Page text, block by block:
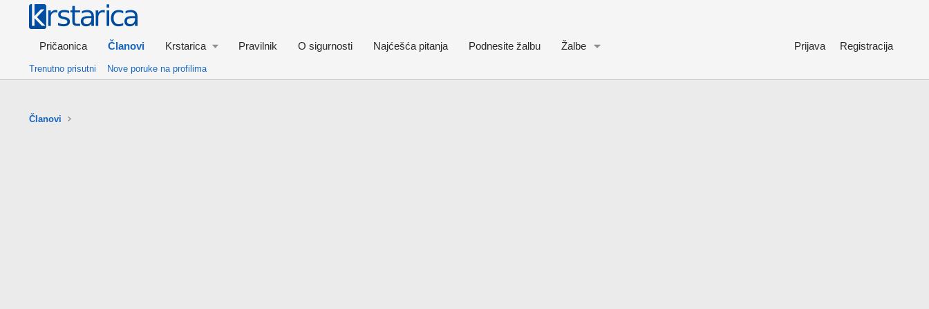
Pričaonica Članovi Krstarica Pravilnik O sigurnosti Najćešća pitanja Podnesite žalbu Žalbe Prijava Registracija
Trenutno prisutni Nove poruke na profilima
Članovi